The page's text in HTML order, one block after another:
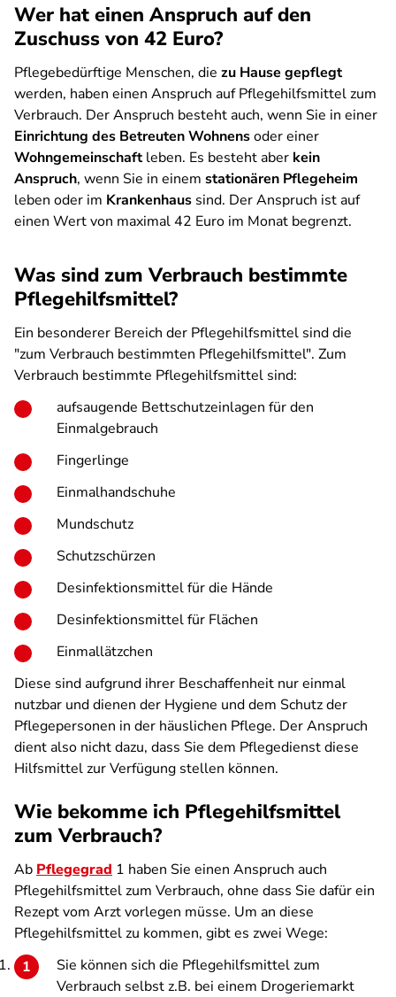
Wer hat einen Anspruch auf den
Zuschuss von 42 Euro?
Pflegebedürftige Menschen, die zu Hause gepflegt
werden, haben einen Anspruch auf Pflegehilfsmittel zum
Verbrauch. Der Anspruch besteht auch, wenn Sie in einer
Einrichtung des Betreuten Wohnensoder einer
Wohngemeinschaftleben. Es besteht aber kein
Anspruch, wenn Sie in einem stationären Pflegeheim
leben oder im Krankenhaus sind. Der Anspruch ist auf
einen Wert von maximal 42 Euro im Monat begrenzt.
Was sind zum Verbrauch bestimmte
Pflegehilfsmittel?
Ein besonderer Bereich der Pflegehilfsmittel sind die
"zum Verbrauch bestimmten Pflegehilfsmittel". Zum
Verbrauch bestimmte Pflegehilfsmittel sind:
aufsaugende Bettschutzeinlagen für den
Einmalgebrauch
Fingerlinge
Einmalhandschuhe
Mundschutz
Schutzschürzen
Desinfektionsmittel für die Hände
Desinfektionsmittel für Flächen
Einmallätzchen
Diese sind aufgrund ihrer Beschaffenheit nur einmal
nutzbar und dienen der Hygiene und dem Schutz der
Pflegepersonen in der häuslichen Pflege. Der Anspruch
dient also nicht dazu, dass Sie dem Pflegedienst diese
Hilfsmittel zur Verfügung stellen können.
Wie bekomme ich Pflegehilfsmittel
zum Verbrauch?
Ab Pflegegrad 1 haben Sie einen Anspruch auch
Pflegehilfsmittel zum Verbrauch, ohne dass Sie dafür ein
Rezept vom Arzt vorlegen müsse. Um an diese
Pflegehilfsmittel zu kommen, gibt es zwei Wege:
Sie können sich die Pflegehilfsmittel zum
Verbrauch selbst z.B. bei einem Drogeriemarkt